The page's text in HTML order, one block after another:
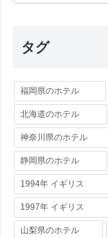
タグ
福岡県のホテル
北海道のホテル
神奈川県のホテル
静岡県のホテル
1994年 イギリス
1997年 イギリス
山梨県のホテル